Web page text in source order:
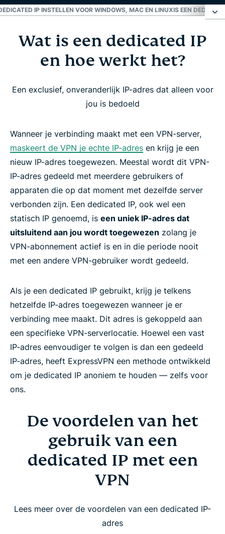
IP INSTELLEN VOOR WINDOWS, MAC EN LINUXIS EEN
Wat is een dedicated IP en hoe werkt het?
De voordelen van het gebruik van een dedicated
Zo krijg je een dedicated IP-adres van ExpressVPN
Hoe ExpressVPN’s dedicated IP je privacy
beschermt
Compatibiliteit met apparaten en platforms
Dedicated IP instellen voor Windows, Mac en Linux
Hoe ExpressVPN vertrouwen en betrouwbaarheid
opbouwt
Wat mensen zeggen over ExpressVPN
Veelgestelde vragen over dedicated IP-VPN’s
Probeer ExpressVPN met een dedicated IP, zonder
Waarom een dedicated IP van ExpressVPN de
Wat is een dedicated IP
en hoe werkt het?
Een exclusief, onveranderlijk IP-adres dat alleen voor
jou is bedoeld
Wanneer je verbinding maakt met een VPN-server,
maskeert de VPN je echte IP-adres en krijg je een
nieuw IP-adres toegewezen. Meestal wordt dit VPN-
IP-adres gedeeld met meerdere gebruikers of
apparaten die op dat moment met dezelfde server
verbonden zijn. Een dedicated IP, ook wel een
statisch IP genoemd, is een uniek IP-adres dat
uitsluitend aan jou wordt toegewezen zolang je
VPN-abonnement actief is en in die periode nooit
met een andere VPN-gebruiker wordt gedeeld.
Als je een dedicated IP gebruikt, krijg je telkens
hetzelfde IP-adres toegewezen wanneer je er
verbinding mee maakt. Dit adres is gekoppeld aan
een specifieke VPN-serverlocatie. Hoewel een vast
IP-adres eenvoudiger te volgen is dan een gedeeld
IP-adres, heeft ExpressVPN een methode ontwikkeld
om je dedicated IP anoniem te houden — zelfs voor
ons.
De voordelen van het
gebruik van een
dedicated IP met een
VPN
Lees meer over de voordelen van een dedicated IP-
adres